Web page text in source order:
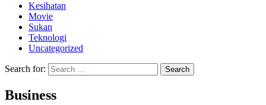
Kesihatan
Movie
Sukan
Teknologi
Uncategorized
Search for:
Business